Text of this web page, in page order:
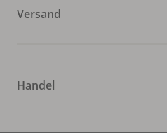
Versand
Handel